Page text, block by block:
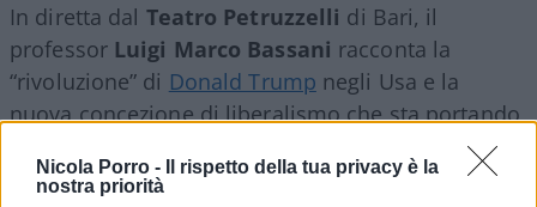
Nicola Porro -
Il rispetto della tua privacy è la
nostra priorità
In diretta dal Teatro Petruzzelli di Bari, il
professor Luigi Marco Bassani racconta la
“rivoluzione” di Donald Trump negli Usa e la
nuova concezione di liberalismo che sta portando